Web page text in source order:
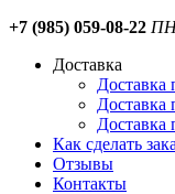
+7 (985) 059-08-22
Доставка
Доставка
Доставка
Как сделать
Отзывы
Контакты